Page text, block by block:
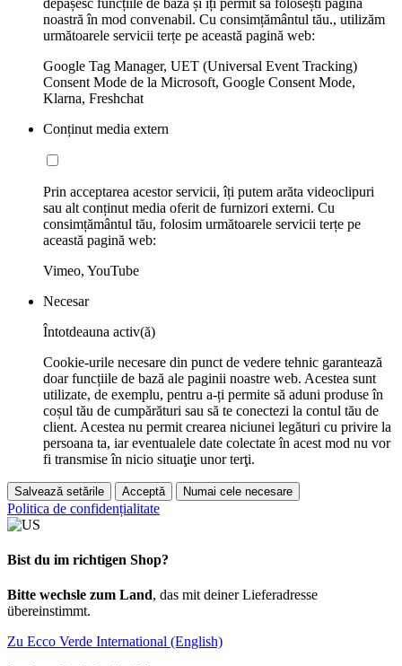
depășesc funcțiile de bază și îți permit să folosești pagina
noastră în mod convenabil. Cu consimțământul tău., utilizăm
următoarele servicii terțe pe această pagină web:
Google Tag Manager, UET (Universal Event Tracking)
Consent Mode de la Microsoft, Google Consent Mode,
Klarna, Freshchat
Conținut media extern
Prin acceptarea acestor servicii, îți putem arăta videoclipuri
sau alt conținut media oferit de furnizori externi. Cu
consimțământul tău, folosim următoarele servicii terțe pe
această pagină web:
Vimeo, YouTube
Necesar
Întotdeauna activ(ă)
Cookie-urile necesare din punct de vedere tehnic garantează
doar funcțiile de bază ale paginii noastre web. Acestea sunt
utilizate, de exemplu, pentru a-ți permite să aduni produse în
coșul tău de cumpărături sau să te conectezi la contul tău de
client. Acestea nu permit crearea niciunei legături cu privire la
persoana ta, iar eventualele date colectate în acest mod nu vor
fi transmise în nicio situaţie unor terţi.
Salvează setările Acceptă Numai cele necesare
Politica de confidențialitate
Bist du im richtigen Shop?
Bitte wechsle zum Land, das mit deiner Lieferadresse
übereinstimmt.
Zu Ecco Verde International (English)